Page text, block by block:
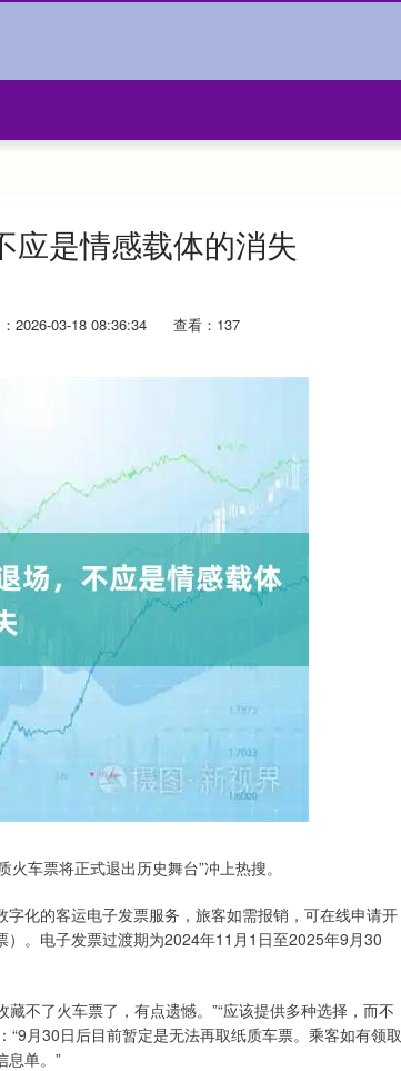
应是情感载体的消失
2026-03-18 08:36:34 查看：137
车票将正式退出历史舞台”冲上热搜。
化的客运电子发票服务，旅客如需报销，可在线申请开
。电子发票过渡期为2024年11月1日至2025年9月30
不了火车票了，有点遗憾。”“应该提供多种选择，而不
月30日后目前暂定是无法再取纸质车票。乘客如有领取
息单。”
沪深300 4694.44 43.13